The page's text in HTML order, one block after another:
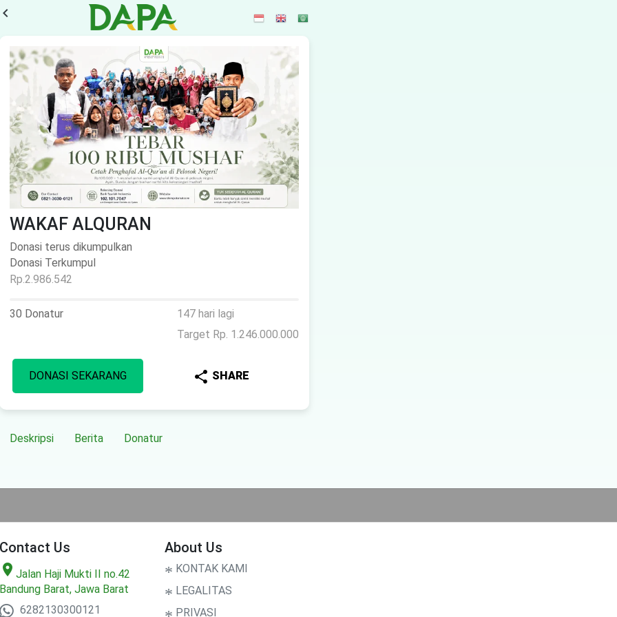
WAKAF ALQURAN
Donasi terus dikumpulkan
Donasi Terkumpul
Rp.2.986.542
30 Donatur
147 hari lagi
Target Rp. 1.246.000.000
DONASI SEKARANG share SHARE
Deskripsi Berita Donatur
Contact Us
location_on Jalan Haji Mukti II no.42
Bandung Barat, Jawa Barat
6282130300121
About Us
* KONTAK KAMI
* LEGALITAS
* PRIVASI